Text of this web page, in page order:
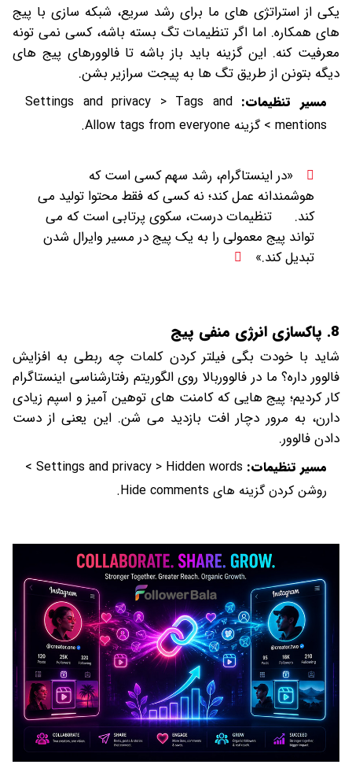
یکی از استراتژی های ما برای رشد سریع، شبکه سازی با پیج
های همکاره. اما اگر تنظیمات تگ بسته باشه، کسی نمی تونه
معرفیت کنه. این گزینه باید باز باشه تا فالوورهای پیج های
دیگه بتونن از طریق تگ ها به پیجت سرازیر بشن.
مسیر تنظیمات: Settings and privacy > Tags and
mentions > گزینه Allow tags from everyone.
«در اینستاگرام، رشد سهم کسی است که
هوشمندانه‌ عمل کند؛ نه کسی که فقط محتوا تولید می‌
کند.
تنظیمات درست، سکوی پرتابی است که می‌
تواند پیج معمولی را به یک پیج در مسیر وایرال شدن
تبدیل کند.»
8. پاکسازی انرژی منفی پیج
شاید با خودت بگی فیلتر کردن کلمات چه ربطی به افزایش
فالوور داره؟ ما در فالووربالا روی الگوریتم رفتارشناسی اینستاگرام
کار کردیم؛ پیج هایی که کامنت های توهین آمیز و اسپم زیادی
دارن، به مرور دچار افت بازدید می شن. این یعنی از دست
دادن فالوور.
مسیر تنظیمات:
Settings and privacy > Hidden words >
روشن کردن گزینه های Hide comments.